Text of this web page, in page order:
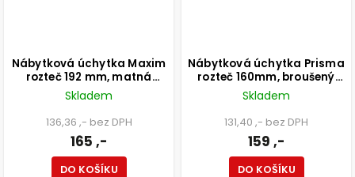
Nábytková úchytka Maxim
rozteč 192 mm, matná
černá
Skladem
136,36 ,- bez DPH
165 ,-
DO KOŠÍKU
Nábytková úchytka Prisma
rozteč 160mm, broušený
saténový nikl
Skladem
131,40 ,- bez DPH
159 ,-
DO KOŠÍKU